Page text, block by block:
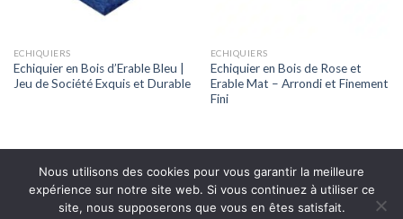
ECHIQUIERS
Echiquier en Bois d’Erable Bleu |
Jeu de Société Exquis et Durable
ECHIQUIERS
Echiquier en Bois de Rose et
Erable Mat – Arrondi et Finement
Fini
Nous utilisons des cookies pour vous garantir la meilleure
expérience sur notre site web. Si vous continuez à utiliser ce
site, nous supposerons que vous en êtes satisfait.